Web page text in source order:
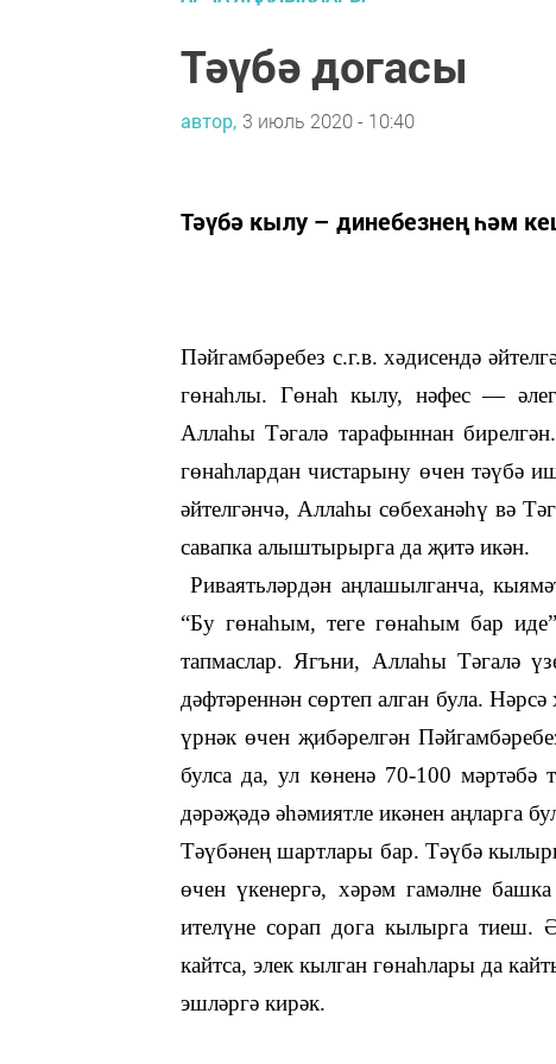
Тәүбә догасы
автор, 3 июль 2020 - 10:40
Тәүбә кылу – динебезнең һәм
Пәйгамбәребез с.г.в. хәдисендә
гөнаһлы. Гөнаһ кылу, нәфес—
Аллаһы Тәгалә тарафыннан
гөнаһлардан чистарыну өчен тәүбә
әйтелгәнчә, Аллаһы сөбеханәһү вә
савапка алыштырырга да җитә икән.
Риваятьләрдән аңлашылганча,
“Бу гөнаһым, теге гөнаһым бар иде
тапмаслар. Ягъни, Аллаһы Тәгалә
дәфтәреннән сөртеп алган була.
үрнәк өчен җибәрелгән
булса да, ул көненә 70-100
дәрәҗәдә әһәмиятле икәнен аңларга
Тәүбәнең шартлары бар. Тәүбә
өчен үкенергә, хәрәм гамәлне
ителүне сорап дога кылырга тиеш.
кайтса, элек кылган гөнаһлары да
эшләргә кирәк.